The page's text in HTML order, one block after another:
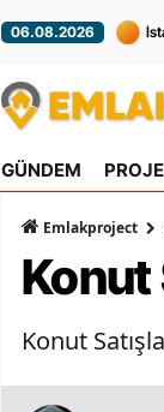
06.08.2026
GÜNDEM
Emlakproject
Konut
Konut